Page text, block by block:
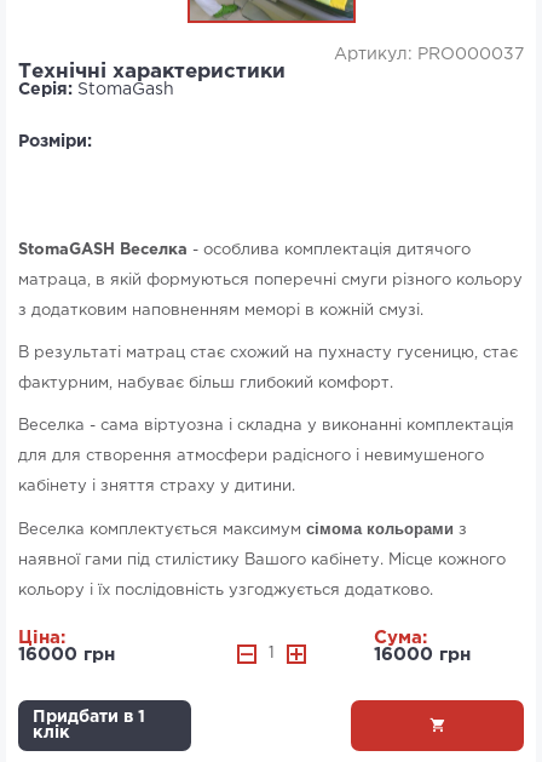
Артикул: PRO000037
Технічні характеристики
Серія: StomaGash
Розміри:
StomaGASH Веселка - особлива комплектація дитячого
матраца, в якій формуються поперечні смуги різного кольору
з додатковим наповненням меморі в кожній смузі.
В результаті матрац стає схожий на пухнасту гусеницю, стає
фактурним, набуває більш глибокий комфорт.
Веселка - сама віртуозна і складна у виконанні комплектація
для для створення атмосфери радісного і невимушеного
кабінету і зняття страху у дитини.
Веселка комплектується максимум сімома кольорами з
наявної гами під стилістику Вашого кабінету. Місце кожного
кольору і їх послідовність узгоджується додатково.
Ціна:
16000 грн
Сума:
16000 грн
Придбати в 1
клік